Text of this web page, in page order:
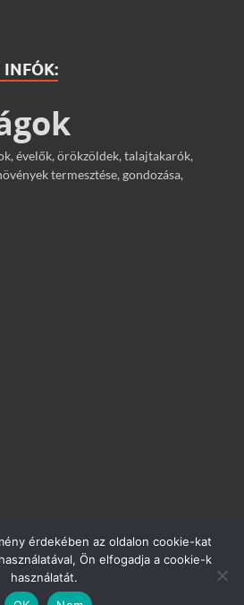
évelők, örökzöldek, talajtakarók,
termesztése, gondozása,
Virág, virágok, évelők, örökzöldek,
szobanövények termesztése,
érdekében az oldalon cookie-kat
Ön elfogadja a cookie-k
használatát.